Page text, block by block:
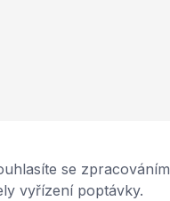
se zpracováním
vyřízení poptávky.